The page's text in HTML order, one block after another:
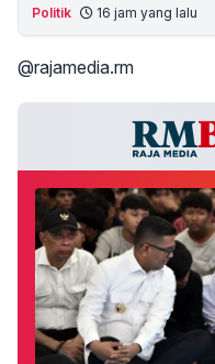
Politik 16 jam yang lalu
@rajamedia.rm